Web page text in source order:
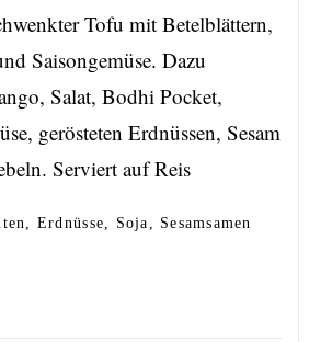
Tofu mit Betelblättern,
Saisongemüse. Dazu
Salat, Bodhi Pocket,
gerösteten Erdnüssen, Sesam
Serviert auf Reis
Erdnüsse, Soja, Sesamsamen